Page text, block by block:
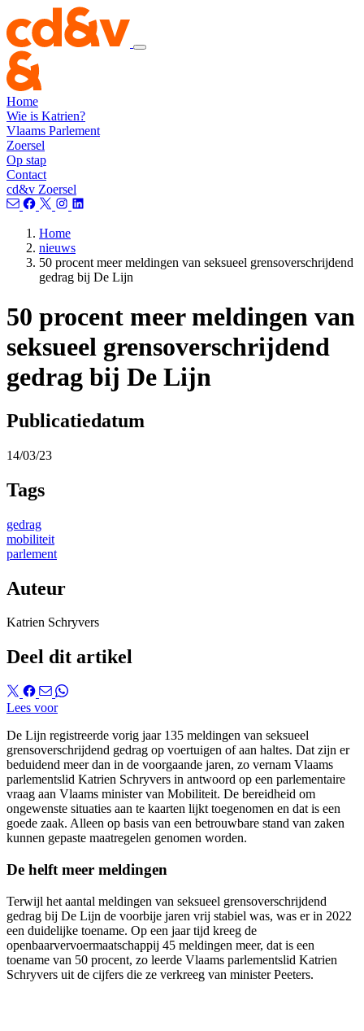
Home
Wie is Katrien?
Vlaams Parlement
Zoersel
Op stap
Contact
cd&v Zoersel
Home
nieuws
50 procent meer meldingen van seksueel grensoverschrijdend
gedrag bij De Lijn
50 procent meer meldingen van
seksueel grensoverschrijdend
gedrag bij De Lijn
Publicatiedatum
14/03/23
Tags
gedrag
mobiliteit
parlement
Auteur
Katrien Schryvers
Deel dit artikel
Lees voor
De Lijn registreerde vorig jaar 135 meldingen van seksueel
grensoverschrijdend gedrag op voertuigen of aan haltes. Dat zijn er
beduidend meer dan in de voorgaande jaren, zo vernam Vlaams
parlementslid Katrien Schryvers in antwoord op een parlementaire
vraag aan Vlaams minister van Mobiliteit. De bereidheid om
ongewenste situaties aan te kaarten lijkt toegenomen en dat is een
goede zaak. Alleen op basis van een betrouwbare stand van zaken
kunnen gepaste maatregelen genomen worden.
De helft meer meldingen
Terwijl het aantal meldingen van seksueel grensoverschrijdend
gedrag bij De Lijn de voorbije jaren vrij stabiel was, was er in 2022
een duidelijke toename. Op een jaar tijd kreeg de
openbaarvervoermaatschappij 45 meldingen meer, dat is een
toename van 50 procent, zo leerde Vlaams parlementslid Katrien
Schryvers uit de cijfers die ze verkreeg van minister Peeters.